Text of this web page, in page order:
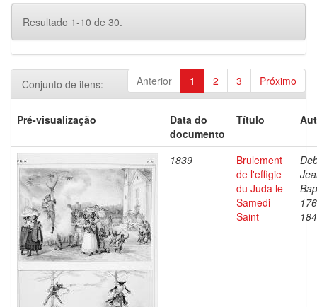
Resultado 1-10 de 30.
Anterior 1 2 3 Próximo
Conjunto de itens:
Pré-visualização
Data do
documento
Título
1839
Brulement
de l'effigie
du Juda le
Samedi
Saint